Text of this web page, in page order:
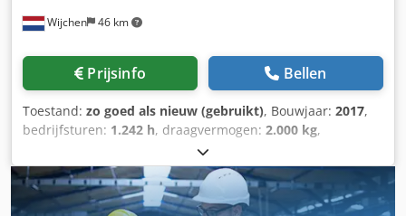
Wijchen 46 km
Prijsinfo Bellen
Toestand: zo goed als nieuw (gebruikt), Bouwjaar: 2017,
bedrijfsturen: 1.242 h, draagvermogen: 2.000 kg,
, brandstoftype:
duplex, bouwhoogte:1.750 mm, Manufacturer + model:BT
SWE 200 * EX * Pyroban 2G / Zone 1 Mast:2W2150
ID:24110.7680 Cat.:Demo Mast:2W2150 Lowered